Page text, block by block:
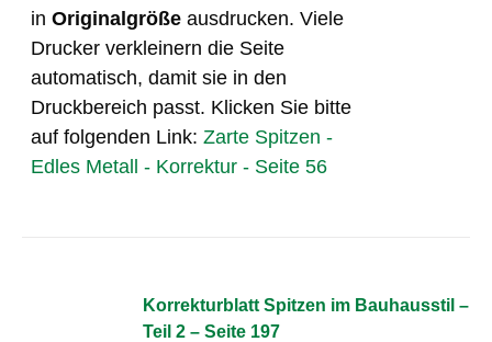
inOriginalgröße ausdrucken. Viele
Drucker verkleinern die Seite
automatisch, damit sie in den
Druckbereich passt. Klicken Sie bitte
auf folgenden Link:Zarte Spitzen -
Edles Metall - Korrektur - Seite 56
Korrekturblatt Spitzen im Bauhausstil –
Teil 2 – Seite 197